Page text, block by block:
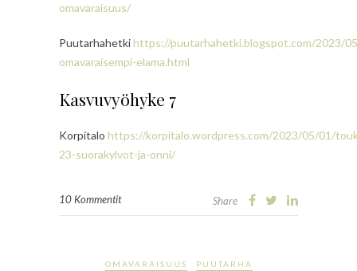
omavaraisuus/
Puutarhahetkihttps://puutarhahetki.blogspot.com/2023/
omavaraisempi-elama.html
Kasvuvyöhyke 7
Korpitalo https://korpitalo.wordpress.com/2023/05/01/
23-suorakylvot-ja-onni/
10 Kommentit Share
OMAVARAISUUS PUUTARHA